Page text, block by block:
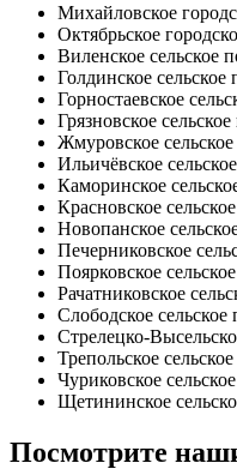
Михайловское
Октябрьское
Виленское сельское
Голдинское сельское
Горностаевское
Грязновское
Жмуровское
Ильичёвское
Каморинское
Красновское
Новопанское
Печерниковское
Поярковское
Рачатниковское
Слободское сельское
Стрелецко-
Трепольское
Чуриковское
Щетининское
Посмотрите